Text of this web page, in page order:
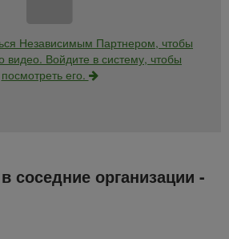
Независимым Партнером, чтобы
видео. Войдите в систему, чтобы
посмотреть его.
соседние организации -